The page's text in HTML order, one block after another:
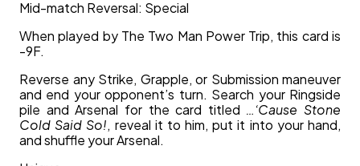
Mid-match Reversal: Special
When played by The Two Man Power Trip, this card is
-9F.
Reverse any Strike, Grapple, or Submission maneuver
and end your opponent’s turn. Search your Ringside
pile and Arsenal for the card titled …‘Cause Stone
Cold Said So!, reveal it to him, put it into your hand,
and shuffle your Arsenal.